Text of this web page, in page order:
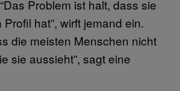
Problem ist halt, dass sie
hat”, wirft jemand ein.
die meisten Menschen nicht
sie aussieht”, sagt eine